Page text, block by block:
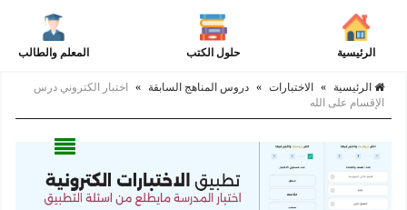
الرئيسية حلول الكتب المعلم والطالب
الرئيسية » الاختبارات » دروس المناهج السابقة »
اختبار الكتروني درس
الإقسام على الله